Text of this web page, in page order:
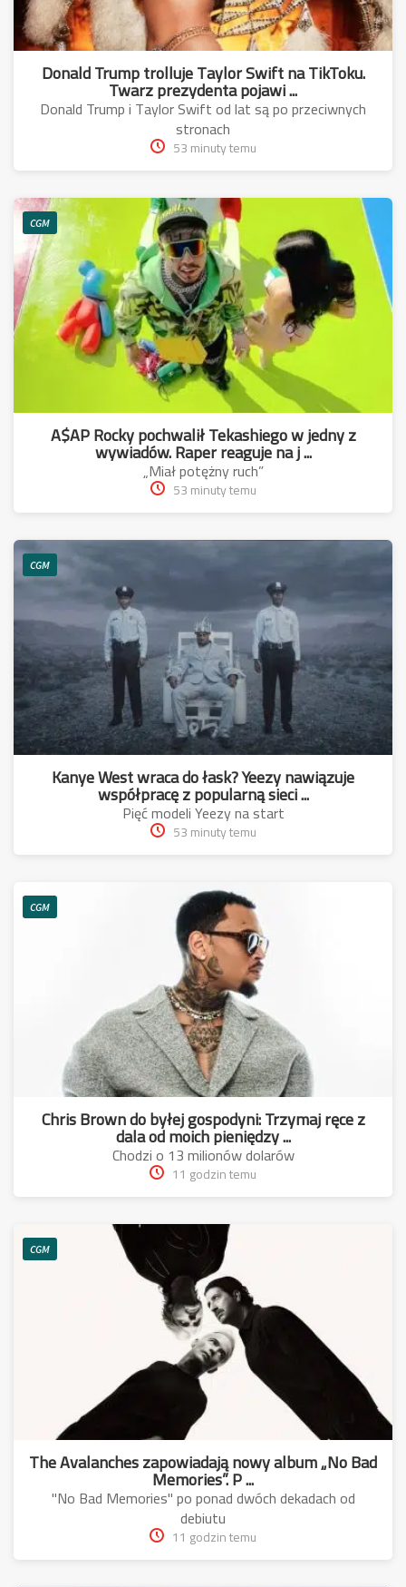
Donald Trump trolluje Taylor Swift na TikToku.
Twarz prezydenta pojawi ...
Donald Trump i Taylor Swift od lat są po przeciwnych
stronach
53 minuty temu
CGM
A$AP Rocky pochwalił Tekashiego w jedny z
wywiadów. Raper reaguje na j ...
„Miał potężny ruch”
53 minuty temu
CGM
Kanye West wraca do łask? Yeezy nawiązuje
współpracę z popularną sieci ...
Pięć modeli Yeezy na start
53 minuty temu
CGM
Chris Brown do byłej gospodyni: Trzymaj ręce z
dala od moich pieniędzy ...
Chodzi o 13 milionów dolarów
11 godzin temu
CGM
The Avalanches zapowiadają nowy album „No Bad
Memories”. P ...
"No Bad Memories" po ponad dwóch dekadach od
debiutu
11 godzin temu